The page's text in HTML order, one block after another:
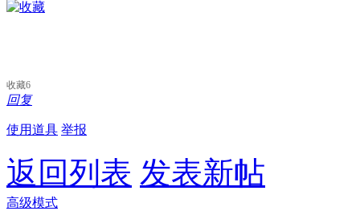
收藏6
回复
使用道具 举报
返回列表 发表新帖
高级模式